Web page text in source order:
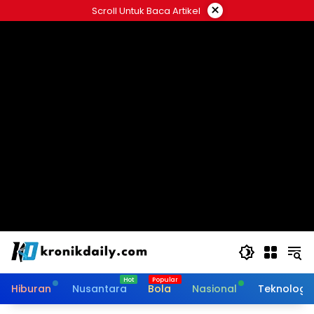
ke
Scroll Untuk Baca Artikel ×
Hiburan Nusantara Bola Nasional Teknologi